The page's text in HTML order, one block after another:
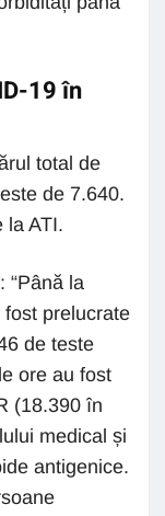
19 în
total de
de 7.640.
la ATI.
“Până la
prelucrate
de teste
ore au fost
(18.390 în
medical și
antigenice.